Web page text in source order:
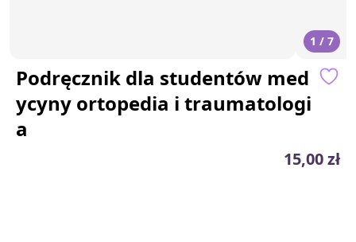
1 / 7
Podręcznik dla studentów med
ycyny ortopedia i traumatologi
a
15,00 zł